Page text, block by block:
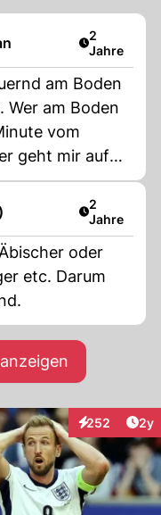
Artikel
2
Jahre
am Boden
vom
Artikel
2
Jahre
oder
etc. Darum
252
Interaktionen
2y